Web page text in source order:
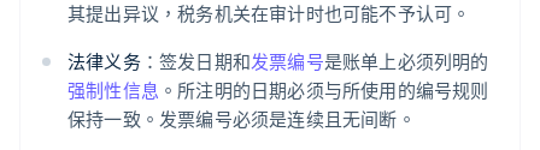
其提出异议，税务机关在审计时也可能不予认可。
法律义务：签发日期和发票编号是账单上必须列明的
强制性信息 。所注明的日期必须与所使用的编号规则
保持一致。发票编号必须是连续且无间断。